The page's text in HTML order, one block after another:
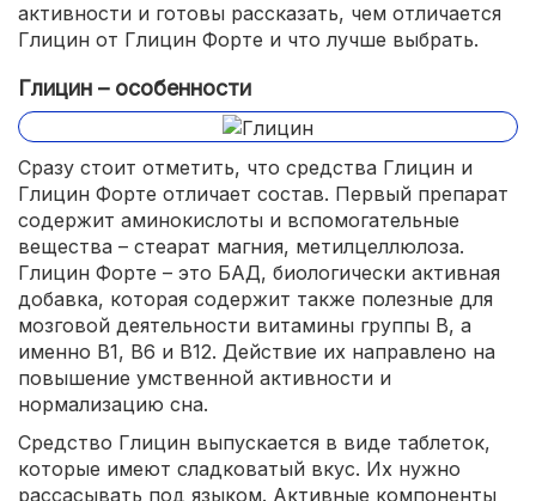
активности и готовы рассказать, чем отличается
Глицин от Глицин Форте и что лучше выбрать.
Глицин – особенности
Сразу стоит отметить, что средства Глицин и
Глицин Форте отличает состав. Первый препарат
содержит аминокислоты и вспомогательные
вещества – стеарат магния, метилцеллюлоза.
Глицин Форте – это БАД, биологически активная
добавка, которая содержит также полезные для
мозговой деятельности витамины группы В, а
именно В1, В6 и В12. Действие их направлено на
повышение умственной активности и
нормализацию сна.
Средство Глицин выпускается в виде таблеток,
которые имеют сладковатый вкус. Их нужно
рассасывать под языком. Активные компоненты